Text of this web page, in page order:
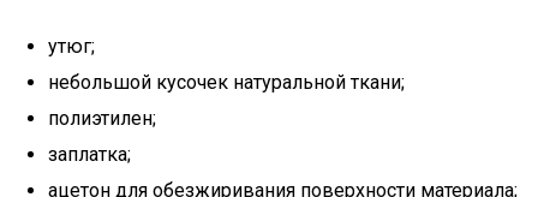
утюг;
небольшой кусочек натуральной ткани;
полиэтилен;
заплатка;
ацетон для обезжиривания поверхности материала;